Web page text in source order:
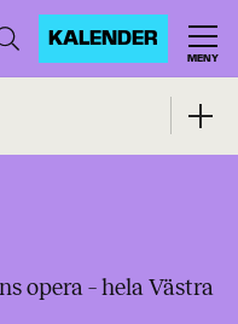
KALENDER
MENY
opera – hela Västra